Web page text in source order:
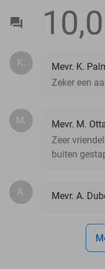
10,0
K.
Mevr. K.
Zeker een
M.
Mevr. M.
Zeer
buiten
A. Mevr. A.